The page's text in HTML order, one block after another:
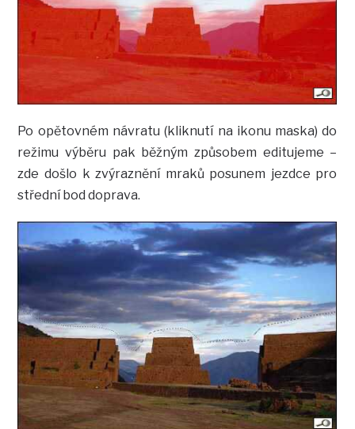
Po opětovném návratu (kliknutí na ikonu maska) do
režimu výběru pak běžným způsobem editujeme –
zde došlo k zvýraznění mraků posunem jezdce pro
střední bod doprava.